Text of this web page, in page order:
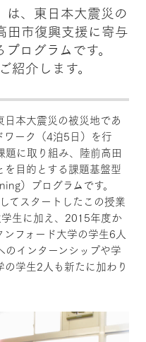
は、東日本大震災の
田市復興支援に寄与
ログラムです。
介します。
日本大震災の被災地であ
ワーク（4泊5日）を行
題に取り組み、陸前高田
目的とする課題基盤型
）プログラムです。
てスタートしたこの授業
生に加え、2015年度か
フォード大学の学生6人
のインターンシップや学
学生2人も新たに加わり